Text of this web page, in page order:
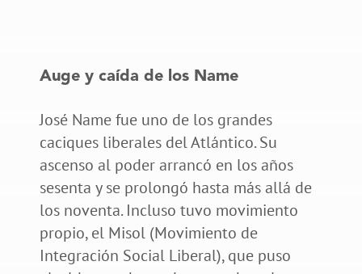
Auge y caída de los Name
José Name fue uno de los grandes
caciques liberales del Atlántico. Su
ascenso al poder arrancó en los años
sesenta y se prolongó hasta más allá de
los noventa. Incluso tuvo movimiento
propio, el Misol (Movimiento de
Integración Social Liberal), que puso